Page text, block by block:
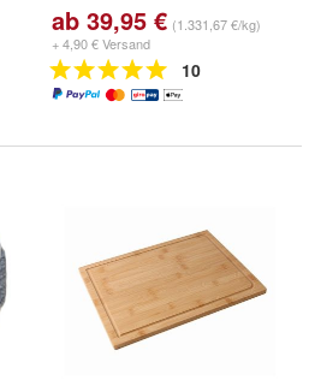
ab 39,95 € (1.331,67 €/kg)
+ 4,90 € Versand
10